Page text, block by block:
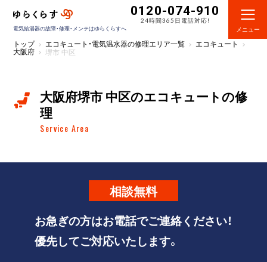
電気給湯器の故障・修理・メンテはゆらくらすへ
0120-074-910
24時間365日電話対応!
メニュー
トップ エコキュート・電気温水器の修理エリア一覧 エコキュート
大阪府 堺市 中区
大阪府堺市 中区のエコキュートの修
理
Service Area
相談無料
お急ぎの方はお電話でご連絡ください！
優先してご対応いたします。